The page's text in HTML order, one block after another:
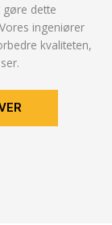
gøre dette
ingeniører
kvaliteten,